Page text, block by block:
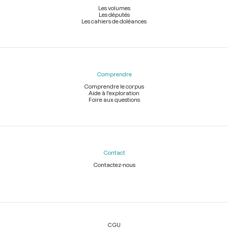
Les volumes
Les députés
Les cahiers de doléances
Comprendre
Comprendre le corpus
Aide à l'exploration
Foire aux questions
Contact
Contactez-nous
Légal
CGU